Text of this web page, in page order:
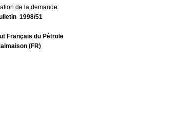
de la demande:
1998/51
Français du Pétrole
(FR)